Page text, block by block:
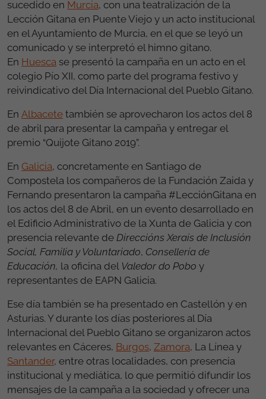
sucedido en Murcia, con una teatralización de la
Lección Gitana en Puente Viejo y un acto institucional
en el Ayuntamiento de Murcia, en el que se leyó un
comunicado y se interpretó el himno gitano.
En Huesca se presentó la campaña en un acto en el
colegio Pío XII, como parte del programa festivo y
reivindicativo del Día Internacional del Pueblo Gitano.
En Albacete también se aprovecharon los actos del 8
de abril para presentar la campaña y entregar el
premio “Quijote Gitano 2019”.
En Galicia, concretamente en Santiago de
Compostela los compañeros de la Fundación Zaida y
Fernando presentaron la campaña #LecciónGitana en
los actos del 8 de Abril, en un evento desarrollado en
el Edificio Administrativo de la Xunta de Galicia y con
presencia relevante de Direccións Xerais de Inclusión
Social, Familia y Voluntariado, Consellería de
Educación, la oficina del Valedor do Pobo y
representantes de EAPN Galicia.
Ese día también se ha presentado en Castellón y en
Asturias. Y durante los días posteriores al Día
Internacional del Pueblo Gitano se organizaron actos
relevantes en Cáceres, Burgos, Zamora, La Línea y
Santander, entre otras localidades, con presencia
institucional y mediática, lo que permitió difundir los
mensajes de la campaña a la sociedad y ofrecer una